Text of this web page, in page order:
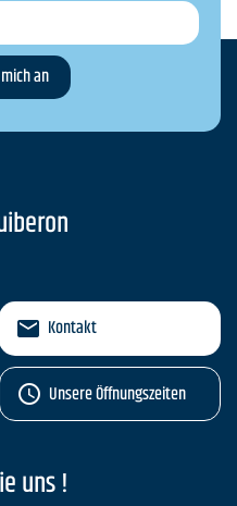
Kontakt
Unsere Öffnungszeiten
uns !